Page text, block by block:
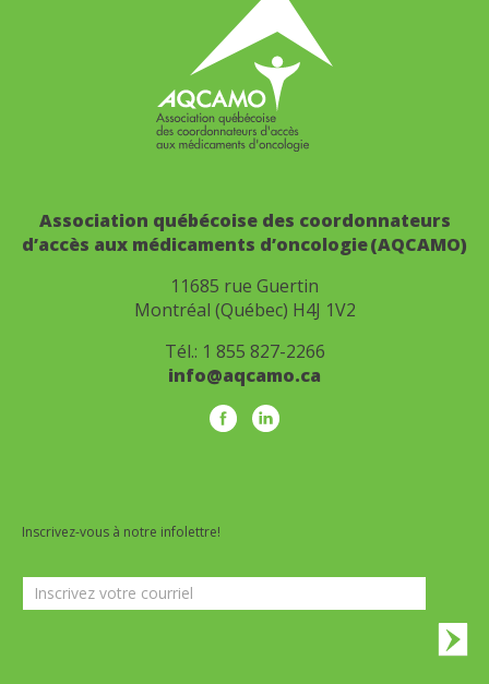
Association québécoise des coordonnateurs
d’accès aux médicaments d’oncologie (AQCAMO)
11685 rue Guertin
Montréal (Québec) H4J 1V2
Tél.: 1 855 827-2266
info@aqcamo.ca
Inscrivez-vous à notre infolettre!